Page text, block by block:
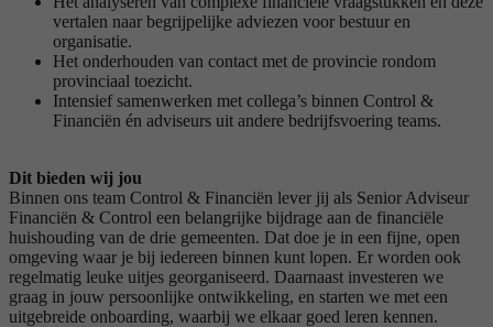
vertalen naar begrijpelijke adviezen voor bestuur en
organisatie.
Het onderhouden van contact met de provincie rondom
provinciaal toezicht.
Intensief samenwerken met collega’s binnen Control &
Financiën én adviseurs uit andere bedrijfsvoering teams.
Dit bieden wij jou
Binnen ons team Control & Financiën lever jij als Senior Adviseur
Financiën & Control een belangrijke bijdrage aan de financiële
huishouding van de drie gemeenten. Dat doe je in een fijne, open
omgeving waar je bij iedereen binnen kunt lopen. Er worden ook
regelmatig leuke uitjes georganiseerd. Daarnaast investeren we
graag in jouw persoonlijke ontwikkeling, en starten we met een
uitgebreide onboarding, waarbij we elkaar goed leren kennen.